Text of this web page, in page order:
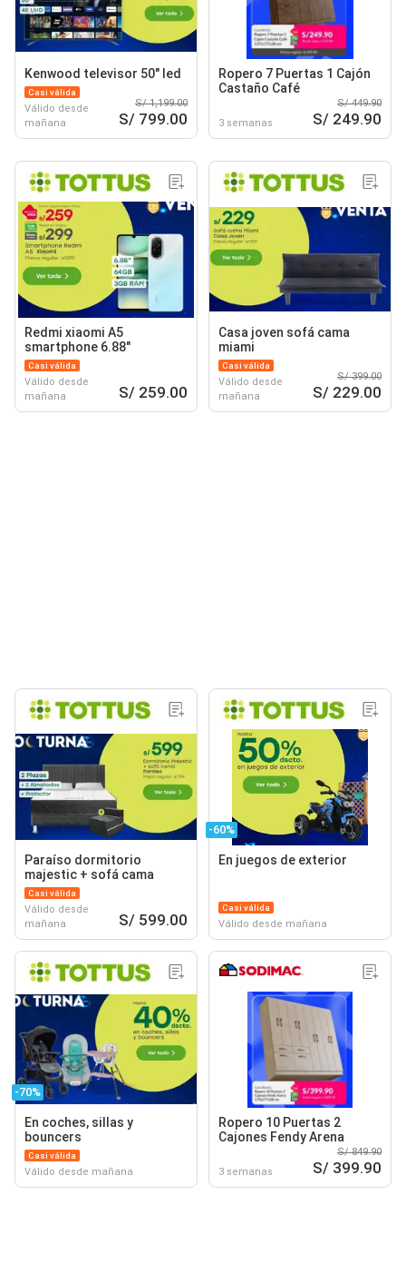
Kenwood televisor 50" led
Casi válida
Válido desde
mañana
S/ 1,199.00
S/ 799.00
Ropero 7 Puertas 1 Cajón
Castaño Café
3 semanas
S/ 449.90
S/ 249.90
Redmi xiaomi A5
smartphone 6.88"
Casi válida
Válido desde
mañana
S/ 259.00
Casa joven sofá cama
miami
Casi válida
Válido desde
mañana
S/ 399.00
S/ 229.00
Paraíso dormitorio
majestic + sofá cama
Casi válida
Válido desde
mañana
S/ 599.00
-60%
En juegos de exterior
Casi válida
Válido desde mañana
-70%
En coches, sillas y
bouncers
Casi válida
Válido desde mañana
Ropero 10 Puertas 2
Cajones Fendy Arena
3 semanas
S/ 849.90
S/ 399.90